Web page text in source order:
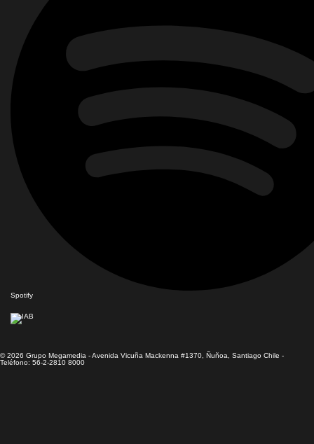
Spotify
© 2026 Grupo Megamedia - Avenida Vicuña Mackenna #1370, Ñuñoa, Santiago Chile -
Teléfono: 56-2-2810 8000